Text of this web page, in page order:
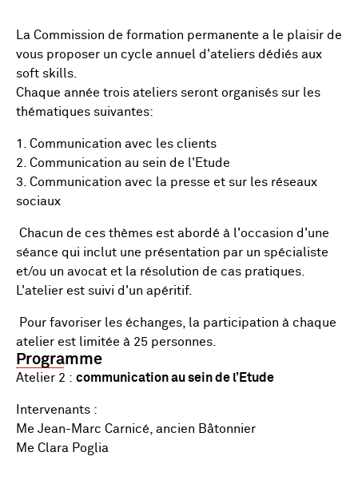
La Commission de formation permanente a le plaisir de
vous proposer un cycle annuel d'ateliers dédiés aux
soft skills.
Chaque année trois ateliers seront organisés sur les
thématiques suivantes:
1. Communication avec les clients
2. Communication au sein de l'Etude
3. Communication avec la presse et sur les réseaux
sociaux
Chacun de ces thèmes est abordé à l'occasion d'une
séance qui inclut une présentation par un spécialiste
et/ou un avocat et la résolution de cas pratiques.
L'atelier est suivi d'un apéritif.
Pour favoriser les échanges, la participation à chaque
atelier est limitée à 25 personnes.
Programme
Atelier 2 : communication au sein de l’Etude
Intervenants :
Me Jean-Marc Carnicé, ancien Bâtonnier
Me Clara Poglia